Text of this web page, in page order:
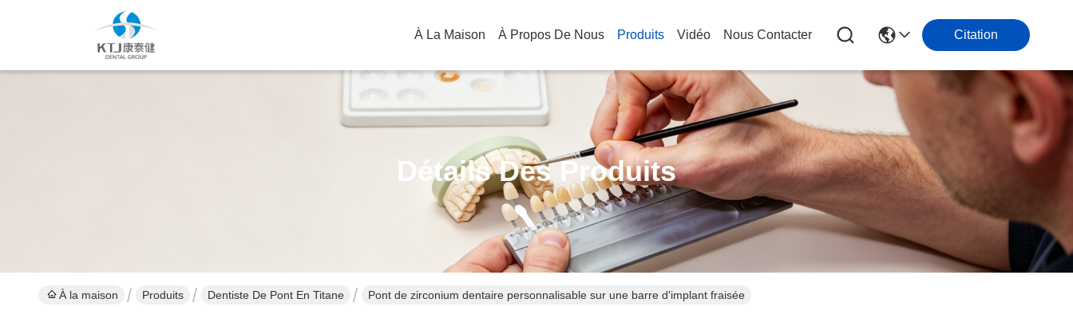
À La Maison À Propos De Nous Produits Vidéo Nous Contacter Citation
Détails Des Produits
À la maison Produits Dentiste De Pont En Titane Pont de zirconium dentaire personnalisable sur une barre d'implant fraisée